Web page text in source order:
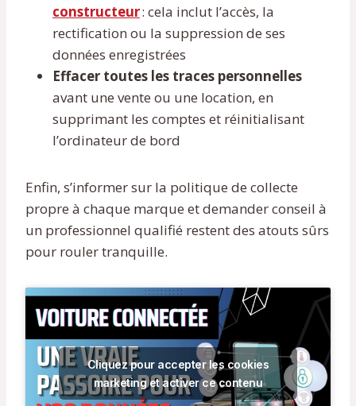
constructeur: cela inclut l’accès, la
rectification ou la suppression de ses
données enregistrées
Effacer toutes les traces personnelles
avant une vente ou une location, en
supprimant les comptes et réinitialisant
l’ordinateur de bord
Enfin, s’informer sur la politique de collecte
propre à chaque marque et demander conseil à
un professionnel qualifié restent des atouts sûrs
pour rouler tranquille.
Cliquez pour accepter les cookies
marketing et activer ce contenu